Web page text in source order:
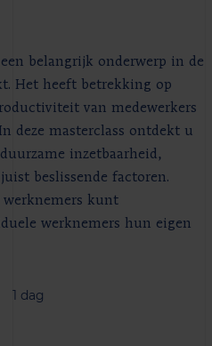
belangrijk onderwerp in de
Het heeft betrekking op
van medewerkers
deze masterclass ontdekt u
inzetbaarheid,
beslissende factoren.
kunt
werknemers hun eigen
1 dag